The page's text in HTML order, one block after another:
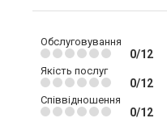
Обслуговування
0/12
Якість послуг
0/12
Співвідношення
0/12